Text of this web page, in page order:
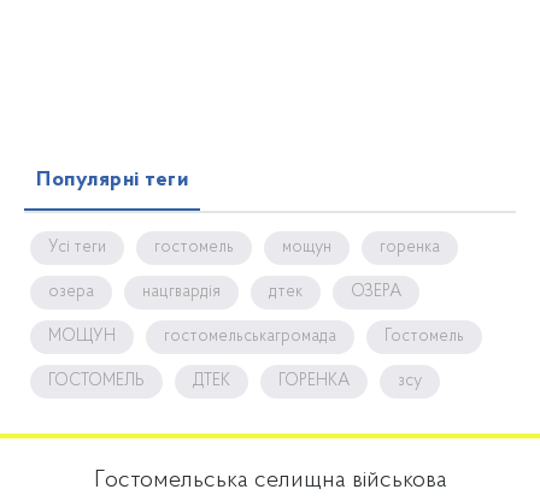
Популярні теги
Усі теги гостомель мощун горенка
озера нацгвардія дтек ОЗЕРА
МОЩУН гостомельськагромада Гостомель
ГОСТОМЕЛЬ ДТЕК ГОРЕНКА зсу
Гостомельська селищна військова